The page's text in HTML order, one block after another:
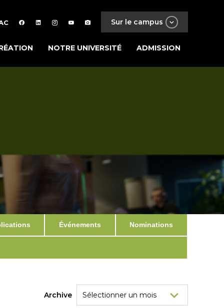
Sur le campus
NOTRE UNIVERSITÉ ADMISSION
Événements Nominations
Archive